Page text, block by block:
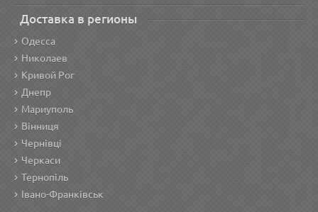
Доставка в регионы
Одесса
Николаев
Кривой Рог
Днепр
Мариуполь
Вінниця
Чернівці
Черкаси
Тернопіль
Івано-Франківськ